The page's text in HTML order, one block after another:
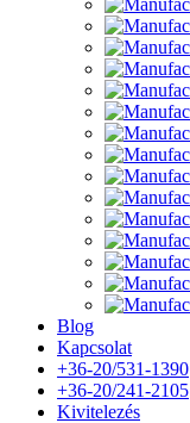
Blog
Kapcsolat
+36-20/531-1390
+36-20/241-2105
Kivitelezés